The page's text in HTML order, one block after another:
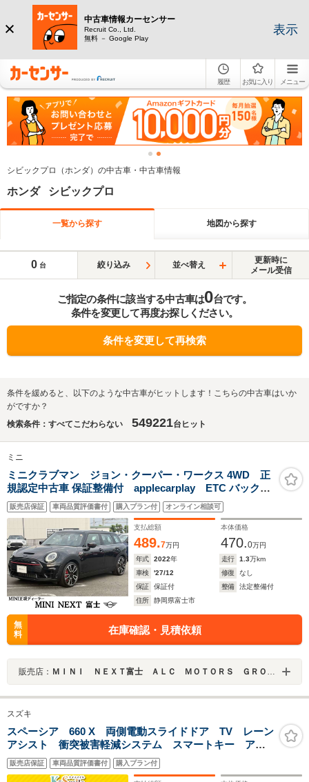
中古車情報カーセンサー
Recruit Co., Ltd.
無料 － Google Play
表示
履歴 お気に入り メニュー
シビックプロ（ホンダ）の中古車・中古車情報
ホンダ シビックプロ
一覧から探す 地図から探す
0 台 絞り込み 並べ替え
更新時に
メール受信
ご指定の条件に該当する中古車は0台です。
条件を変更して再度お探しください。
条件を変更して再検索
条件を緩めると、以下のような中古車がヒットします！こちらの中古車はいか
がですか？
検索条件：すべてこだわらない
549221台ヒット
ミニ
ミニクラブマン ジョン・クーパー・ワークス 4WD 正
規認定中古車 保証整備付 applecarplay ETC バックカ
メラ 衝突軽減ブレーキ アイドリングストップ 障害物ソナ
ー アクティブクルコン LEDライト 純正ホイール
販売店保証 車両品質評価書付 購入プラン付 オンライン相談可
支払総額
489.7万円
本体価格
470.0万円
年式
2022年 走行 1.3万km
車検
'27/12 修復
なし
保証
保証付 整備
法定整備付
住所
静岡県富士市
無
料
在庫確認・見積依頼
販売店： ＭＩＮＩ ＮＥＸＴ富士 ＡＬＣ ＭＯＴＯＲＳ ＧＲＯＵＰ
スズキ
スペーシア 660 X 両側電動スライドドア TV レーン
アシスト 衝突被害軽減システム スマートキー アイ
ドリングストップ 電動格納ミラー シートヒーター
ベンチシート CVT 盗難防止システム ABS ESC
販売店保証 車両品質評価書付 購入プラン付